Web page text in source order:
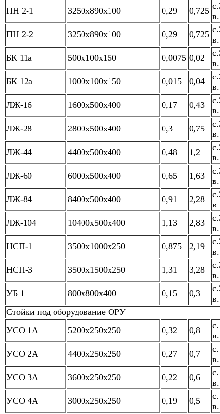
ПН 2-1 3250х890х100 0,29 0,725
ПН 2-2
3250х890х100 0,29 0,725
БК 11а
500х100х150 0,0075 0,02
БК 12а
1000х100х150 0,015 0,04
ЛЖ-16
1600х500х400 0,17 0,43
ЛЖ-28
2800х500х400 0,3 0,75
ЛЖ-44
4400х500х400 0,48 1,2
ЛЖ-60
6000х500х400 0,65 1,63
ЛЖ-84
8400х500х400 0,91 2,28
ЛЖ-104
10400х500х400 1,13 2,83
НСП-1
3500х1000х250 0,875 2,19
НСП-3
3500х1500х250 1,31 3,28
УБ 1
800х800х400 0,15 0,3
Стойки под оборудование ОРУ
УСО 1А
5200х250х250 0,32 0,8
УСО 2А
4400х250х250 0,27 0,7
УСО 3А
3600х250х250 0,22 0,6
УСО 4А
3000х250х250 0,19 0,5